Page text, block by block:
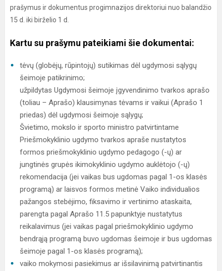
prašymus ir dokumentus progimnazijos direktoriui nuo balandžio
15 d. iki birželio 1 d.
Kartu su prašymu pateikiami šie dokumentai:
tėvų (globėjų, rūpintojų) sutikimas dėl ugdymosi sąlygų
šeimoje patikrinimo;
užpildytas Ugdymosi šeimoje įgyvendinimo tvarkos aprašo
(toliau – Aprašo) klausimynas tėvams ir vaikui (Aprašo 1
priedas) dėl ugdymosi šeimoje sąlygų;
Švietimo, mokslo ir sporto ministro patvirtintame
Priešmokyklinio ugdymo tvarkos apraše nustatytos
formos priešmokyklinio ugdymo pedagogo (-ų) ar
jungtinės grupės ikimokyklinio ugdymo auklėtojo (-ų)
rekomendacija (jei vaikas bus ugdomas pagal 1-os klasės
programą) ar laisvos formos metinė Vaiko individualios
pažangos stebėjimo, fiksavimo ir vertinimo ataskaita,
parengta pagal Aprašo 11.5 papunktyje nustatytus
reikalavimus (jei vaikas pagal priešmokyklinio ugdymo
bendrąją programą buvo ugdomas šeimoje ir bus ugdomas
šeimoje pagal 1-os klasės programą);
vaiko mokymosi pasiekimus ar išsilavinimą patvirtinantis